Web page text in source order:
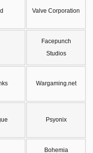
Valve Corporation
Facepunch
Studios
Wargaming.net
Psyonix
Bohemia